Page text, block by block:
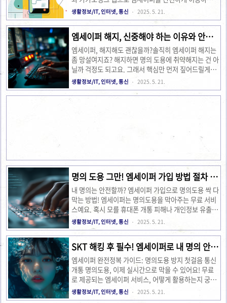
방법을 알려드립니다. 이동 중에도 내 명의를 안전하게
지키는 꿀팁, 지금 바로 확인하세요!요즘 같은 세상에
명의도용만큼 끔찍한 일도 없죠? 저도 예전에 한번 명의
도용 시도 알림을 받고 얼마나 식겁했는지 몰라요. 그때
부터 엠세이퍼를 정말 애용하고 있는데, 솔직히 PC로만
들어가서 확인하는 게 좀 번거로웠거든요. 근데 PASS
앱이랑 카카오뱅크 앱으로도 엠세이퍼를 쓸 수 있다는
거 아셨어요? 그니까요! 저도 이 사실을 알고는 완전 신
세계였잖아요! 이제는 이동 중에도, 잠시 쉬는 시간에도
스마트폰 하나로 내 명의를 안전하게 지킬 수 있게 된 ..
생활정보/IT, 인터넷, 통신 2025. 5. 21.
엠세이퍼 해지, 신중해야 하는 이유와 안전
한 대안
엠세이퍼, 해지해도 괜찮을까?솔직히 엠세이퍼 해지는
좀 망설여지죠? 해지하면 명의 도용에 취약해지는 건 아
닐까 걱정도 되고요. 그래서 핵심만 먼저 짚어드릴게요!
언제든지 해지 가능하지만, 해지 즉시 명의 개통 제한도
풀려요.해지 전 재가입 시 유의사항 및 개인정보 연동
상태를 꼭 확인해야 합니다.PASS 앱, 홈페이지, 카카오
후속 조치가 아주 중요해요! 엠세이퍼 보안기능 강화 하
간단하게 해결할 수 있답니다. 제가 직접 해본 경험..
생활정보/IT, 인터넷, 통신 2025. 5. 21.
명의 도용 그만! 엠세이퍼 가입 방법 절차 ,
PC & 모바일 완벽 가이드
내 명의는 안전할까? 엠세이퍼 가입으로 명의도용 싹 다
막는 방법! 엠세이퍼는 명의도용을 막아주는 무료 서비
스예요. 혹시 모를 휴대폰 개통 피해나 개인정보 유출이
걱정되신다면, 이 글을 통해 PC와 모바일에서 엠세이퍼
에 가입하고 나만의 안전망을 구축하는 방법을 쉽고 자
세하게 알아보세요!요즘 세상, 내 개인 정보가 어떻게
새어나갈지 몰라서 불안하시죠? 저도 얼마 전 스팸 문자
때문에 깜짝 놀랐던 경험이 있어요. 그 후로 명의도용
방지 서비스에 관심이 많이 생겼는데, 엠세이퍼라는 정
말 유용한 서비스를 알게 됐지 뭐예요! 😊 엠세이퍼는
한국정보통신진흥협회(KAIT)에서 운영하는 무료 서비
스인데, 이걸 사용하면 혹시 모를 휴대폰이나 통신 서비
생활정보/IT, 인터넷, 통신 2025. 5. 21.
SKT 해킹 후 필수! 엠세이퍼로 내 명의 안전
하게 지키는 법
엠세이퍼 완전정복 가이드: 명의도용 방지 첫걸음 통신
개통 명의도용, 이제 실시간으로 막을 수 있어요! 무료
로 제공되는 엠세이퍼 서비스, 어떻게 활용하는지 궁금
하시죠? SKT 해킹 사건 이후 더욱 주목받는 엠세이퍼
의 모든 것을 알려드릴게요!요즘 같은 세상에 내 명의가
생활정보/IT, 인터넷, 통신 2025. 5. 21.